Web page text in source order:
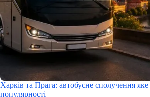
Харків та Прага: автобусне сполучення
популярності